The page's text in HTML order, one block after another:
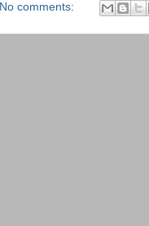
No comments: